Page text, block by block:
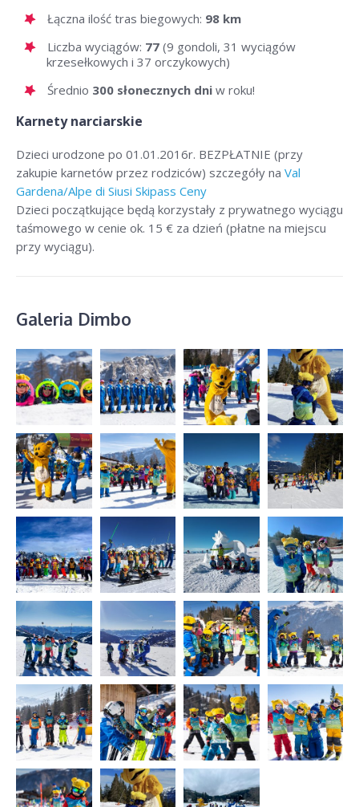
Łączna ilość tras biegowych: 98 km
Liczba wyciągów: 77 (9 gondoli, 31 wyciągów
krzesełkowych i 37 orczykowych)
Średnio 300 słonecznych dni w roku!
Karnety narciarskie
Dzieci urodzone po 01.01.2016r. BEZPŁATNIE (przy
zakupie karnetów przez rodziców) szczegóły na Val
Gardena/Alpe di Siusi Skipass Ceny
Dzieci początkujące będą korzystały z prywatnego wyciągu
taśmowego w cenie ok. 15 € za dzień (płatne na miejscu
przy wyciągu).
Galeria Dimbo